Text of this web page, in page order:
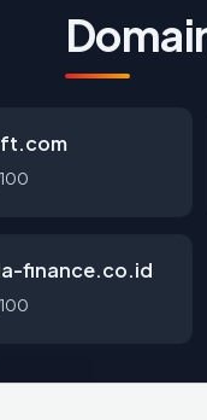
finance.co.id